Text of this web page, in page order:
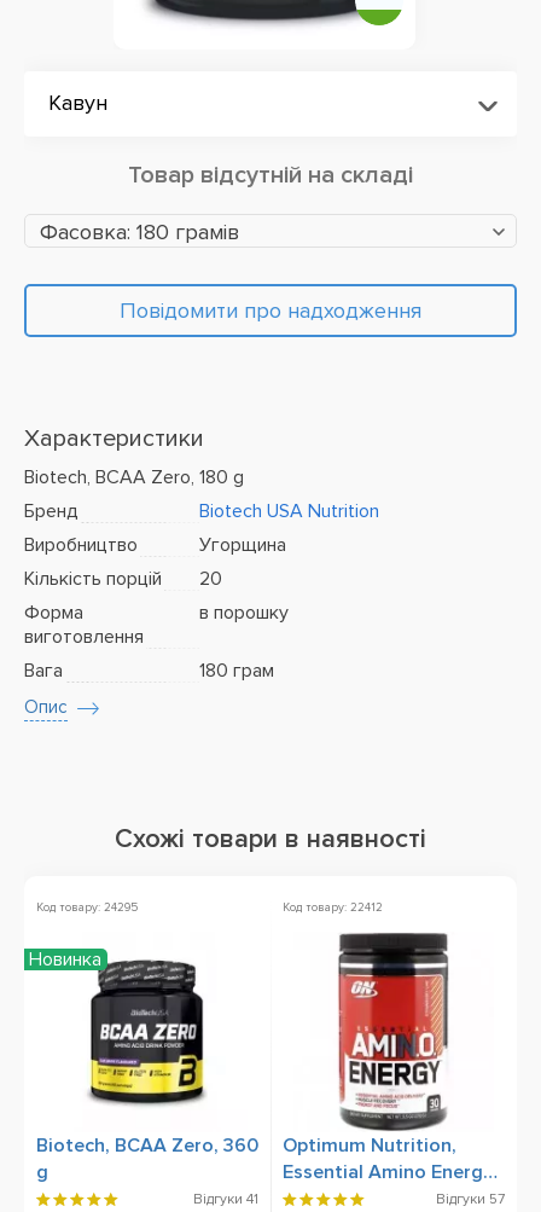
Кавун
Товар відсутній на складі
Фасовка: 180 грамів
Повідомити про надходження
Характеристики
Biotech, BCAA Zero, 180 g
Бренд
Biotech USA Nutrition
Виробництво
Угорщина
Кількість порцій
20
Форма
виготовлення
в порошку
Вага 180 грам
Опис
Схожі товари в наявності
Код товару: 24295
Biotech, BCAA Zero, 360
g
Відгуки 41
Новинка
Код товару: 22412
Optimum Nutrition,
Essential Amino Energy,
270 грам
Відгуки 57